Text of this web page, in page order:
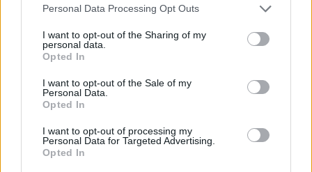
Please note that this website/app uses one or more Google
not limited to your visit or usage behaviour. You may click to
grant or deny consent to Google and its third-party tags to
use your data for below specified purposes in below Google
consent section.
Personal Data Processing Opt Outs
I want to opt-out of the Sharing of my
personal data.
Opted In
I want to opt-out of the Sale of my
Personal Data.
Opted In
I want to opt-out of processing my
Personal Data for Targeted Advertising.
Opted In